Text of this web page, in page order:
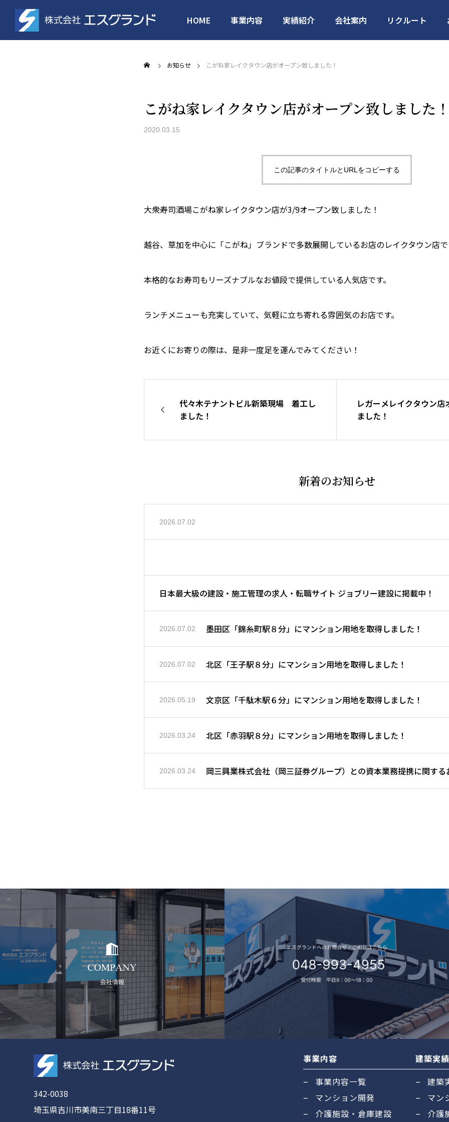
HOME 事業内容 実績紹介 会社案内 リクルート
介護施設・倉庫建設
お知らせ こがね家レイクタウン店がオープン致しました！
こがね家レイクタウン店がオープン致しました
2020.03.15
この記事のタイトルとURLをコピーする
大衆寿司酒場こがね家レイクタウン店が3/9オープン致しました！
越谷、草加を中心に「こがね」ブランドで多数展開しているお店のレイクタウン店
本格的なお寿司もリーズナブルなお値段で提供している人気店です。
ランチメニューも充実していて、気軽に立ち寄れる雰囲気のお店です。
お近くにお寄りの際は、是非一度足を運んでみてください！
代々木テナントビル新築現場 着工し
ました！
レガーメレイクタウン店
ました！
新着のお知らせ
2026.07.02
日本最大級の建設・施工管理の求人・転職サイト ジョブリー建設に掲載中！
2026.07.02 墨田区「錦糸町駅８分」にマンション用地を取得しました！
2026.07.02 北区「王子駅８分」にマンション用地を取得しました！
2026.05.19 文京区「千駄木駅６分」にマンション用地を取得しました！
2026.03.24 北区「赤羽駅８分」にマンション用地を取得しました！
2026.03.24 岡三興業株式会社（岡三証券グループ）との資本業務提携に関する
342-0038
埼玉県吉川市美南三丁目18番11号
事業内容
事業内容一覧
マンション開発
介護施設・倉庫建設
建築実績
建築
マン
介護